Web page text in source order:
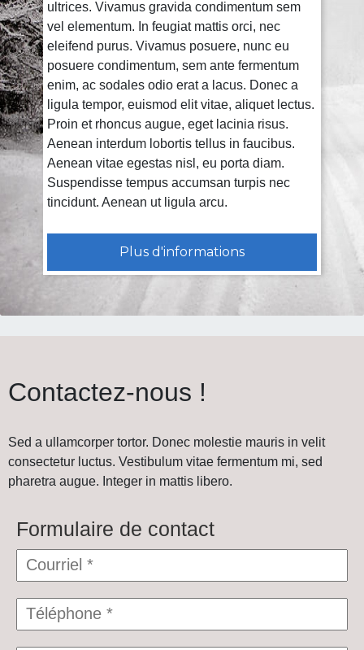
ultrices. Vivamus gravida condimentum sem
vel elementum. In feugiat mattis orci, nec
eleifend purus. Vivamus posuere, nunc eu
posuere condimentum, sem ante fermentum
enim, ac sodales odio erat a lacus. Donec a
ligula tempor, euismod elit vitae, aliquet lectus.
Proin et rhoncus augue, eget lacinia risus.
Aenean interdum lobortis tellus in faucibus.
Aenean vitae egestas nisl, eu porta diam.
Suspendisse tempus accumsan turpis nec
tincidunt. Aenean ut ligula arcu.
Plus d'informations
Contactez-nous !
Sed a ullamcorper tortor. Donec molestie mauris in velit
consectetur luctus. Vestibulum vitae fermentum mi, sed
pharetra augue. Integer in mattis libero.
Formulaire de contact